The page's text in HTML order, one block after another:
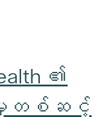
၏
ဉ်မှတစ်ဆင့်